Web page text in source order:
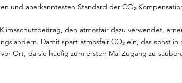
und anerkanntesten Standard der CO₂
den atmosfair dazu verwendet,
Damit spart atmosfair CO₂ ein, das sonst
Ort, da sie häufig zum ersten Mal Zugang zu